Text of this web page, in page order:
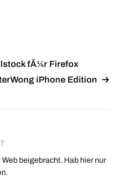
fÃ¼r Firefox
iPhone Edition
beigebracht. Hab hier nur